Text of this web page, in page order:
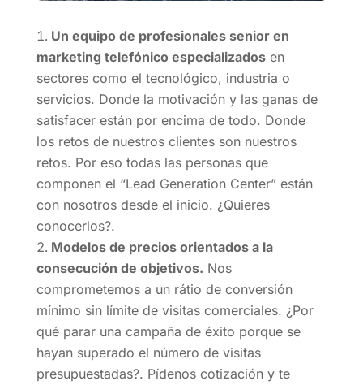
Un equipo de profesionales senior en
marketing telefónico especializadosen
sectores como el tecnológico, industria o
servicios. Donde la motivación y las ganas de
satisfacer están por encima de todo. Donde
los retos de nuestros clientes son nuestros
retos. Por eso todas las personas que
componen el “Lead Generation Center” están
con nosotros desde el inicio. ¿Quieres
conocerlos?.
Modelos de precios orientados a la
consecución de objetivos. Nos
comprometemos a un rátio de conversión
mínimo sin límite de visitas comerciales. ¿Por
qué parar una campaña de éxito porque se
hayan superado el número de visitas
presupuestadas?. Pídenos cotización y te